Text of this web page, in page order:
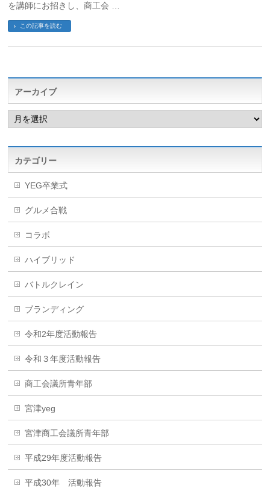
を講師にお招きし、商工会 …
この記事を読む
アーカイブ
ア
ー
カ
カテゴリー
YEG卒業式
グルメ合戦
コラボ
ハイブリッド
バトルクレイン
ブランディング
令和2年度活動報告
令和３年度活動報告
商工会議所青年部
宮津yeg
宮津商工会議所青年部
平成29年度活動報告
平成30年 活動報告